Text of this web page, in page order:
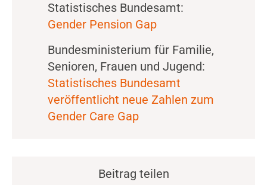
Statistisches Bundesamt:
Gender Pension Gap
Bundesministerium für Familie,
Senioren, Frauen und Jugend:
Statistisches Bundesamt
veröffentlicht neue Zahlen zum
Gender Care Gap
Beitrag teilen